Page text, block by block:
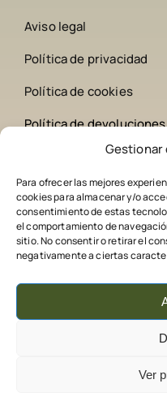
Para ofrecer las mejores
cookies para almacenar y/o
consentimiento de estas
el comportamiento de
sitio. No consentir o retirar el
negativamente a ciertas
Ver
Aviso legal
Política de privacidad
Política de cookies
Política de devoluciones
642 258 209